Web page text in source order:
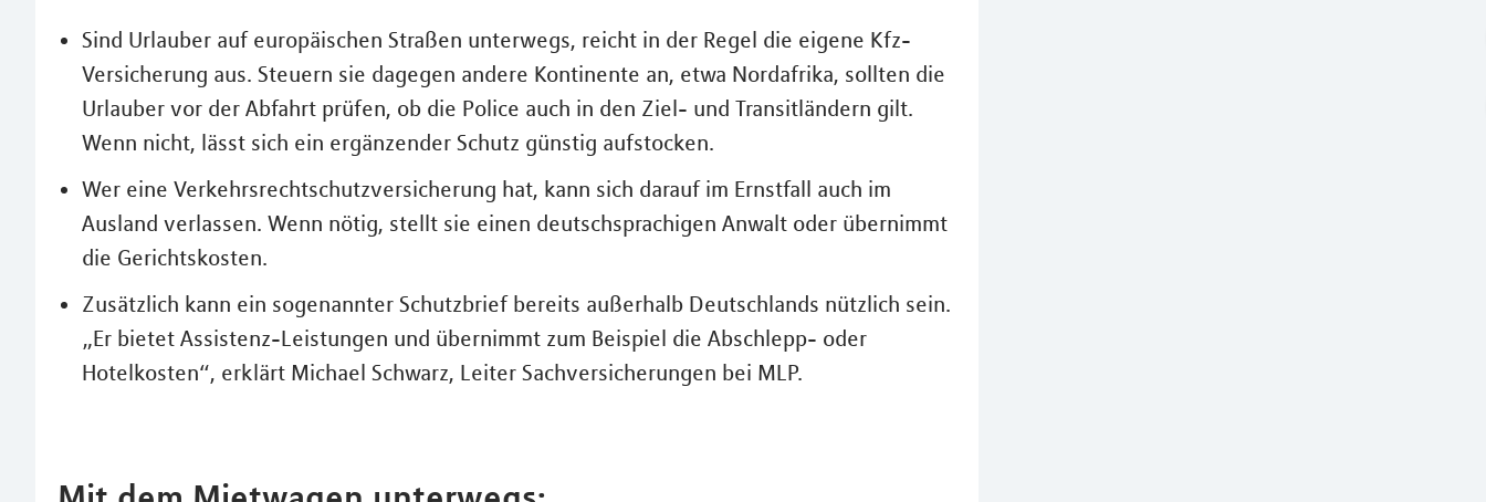
Sind Urlauber auf europäischen Straßen unterwegs, reicht in der Regel die eigene Kfz-
Versicherung aus. Steuern sie dagegen andere Kontinente an, etwa Nordafrika, sollten die
Urlauber vor der Abfahrt prüfen, ob die Police auch in den Ziel- und Transitländern gilt.
Wenn nicht, lässt sich ein ergänzender Schutz günstig aufstocken.
Wer eine Verkehrsrechtschutzversicherung hat, kann sich darauf im Ernstfall auch im
Ausland verlassen. Wenn nötig, stellt sie einen deutschsprachigen Anwalt oder übernimmt
die Gerichtskosten.
Zusätzlich kann ein sogenannter Schutzbrief bereits außerhalb Deutschlands nützlich sein.
„Er bietet Assistenz-Leistungen und übernimmt zum Beispiel die Abschlepp- oder
Hotelkosten“, erklärt Michael Schwarz, Leiter Sachversicherungen bei MLP.